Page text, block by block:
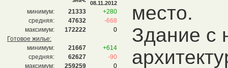
08.11.2012
минимум: 21333
+280
средняя:
47632
-668
максимум:
172222
0
Готовое жилье:
минимум:
21667
+614
средняя:
62627
-90
максимум:
259259
0
место.
Здание с